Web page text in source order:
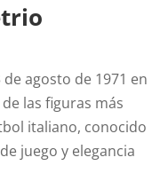
agosto de 1971 en
las figuras más
italiano, conocido
juego y elegancia